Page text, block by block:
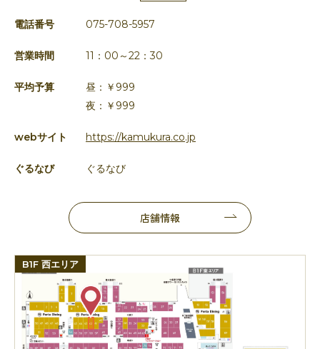
電話番号 075-708-5957
営業時間 11：00～22：30
平均予算
昼：￥999
夜：￥999
webサイト https://kamukura.co.jp
ぐるなび ぐるなび
店舗情報
B1F 西エリア